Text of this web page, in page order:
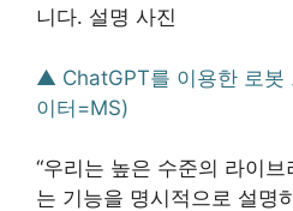
▲ ChatGPT를 이용한 로봇
이터=MS)
“우리는 높은 수준의 라이
는 기능을 명시적으로 설명